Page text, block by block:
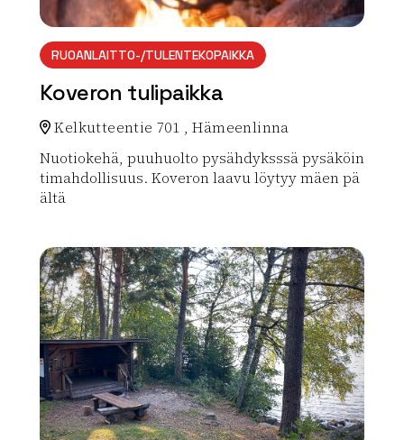
RUOANLAITTO-/TULENTEKOPAIKKA
Koveron tulipaikka
Kelkutteentie 701 , Hämeenlinna
Nuotiokehä, puuhuolto pysähdyksssä pysäköin
timahdollisuus. Koveron laavu löytyy mäen pä
ältä
array(0) { }